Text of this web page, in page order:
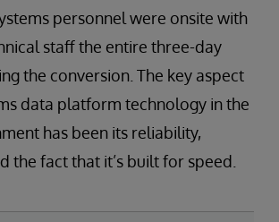
personnel were onsite with
staff the entire three-day
the conversion. The key aspect
data platform technology in the
has been its reliability,
the fact that it’s built for speed.